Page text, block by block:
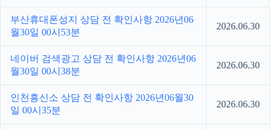
부산휴대폰성지 상담 전 확인사항 2026년06
월30일 00시53분
2026.06.30
네이버 검색광고 상담 전 확인사항 2026년06
월30일 00시38분
2026.06.30
인천흥신소 상담 전 확인사항 2026년06월30
일 00시35분
2026.06.30